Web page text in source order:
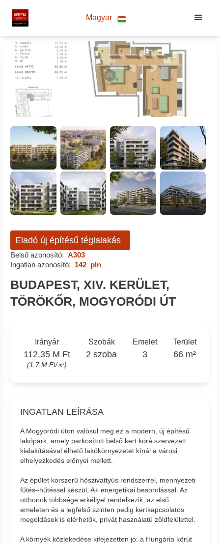
Magyar
Eladó új építésű téglalakás
Belső azonosító: A303
Ingatlan azonosító: 142_pln
BUDAPEST, XIV. KERÜLET,
TÖRÖKŐR, MOGYORÓDI ÚT
Irányár
112.35 M Ft
(1.7 M Ft/㎡)
Szobák
2 szoba
Emelet
3
Terület
66 m²
INGATLAN LEÍRÁSA
A Mogyoródi úton valósul meg ez a modern, új építésű
lakópark, amely parkosított belső kert köré szervezett
kialakításával élhető lakókörnyezetet kínál a városi
elhelyezkedés előnyei mellett.
Az épület korszerű hőszivattyús rendszerrel, mennyezeti
fűtés–hűtéssel készül, A+ energetikai besorolással. Az
otthonok többsége erkéllyel rendelkezik, az első
emeleten és a legfelső szinten pedig kertkapcsolatos
megoldások is elérhetők, privát használatú zöldfelülettel.
A környék közlekedése kifejezetten jó: a Hungária körút